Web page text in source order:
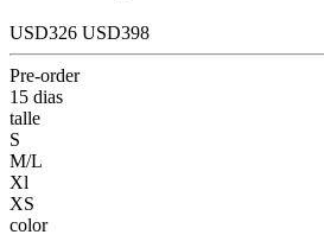
USD326 USD398
Pre-order
15 dias
talle
S
M/L
Xl
XS
color